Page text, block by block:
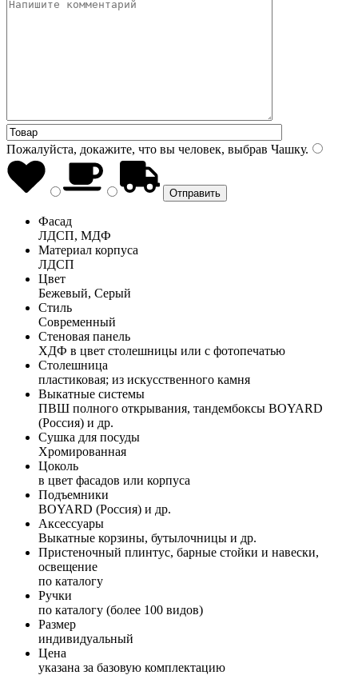
Пожалуйста, докажите, что вы человек, выбрав Чашку.
Фасад
ЛДСП, МДФ
Материал корпуса
ЛДСП
Цвет
Бежевый, Серый
Стиль
Современный
Стеновая панель
ХДФ в цвет столешницы или с фотопечатью
Столешница
пластиковая; из искусственного камня
Выкатные системы
ПВШ полного открывания, тандембоксы BOYARD
(Россия) и др.
Сушка для посуды
Хромированная
Цоколь
в цвет фасадов или корпуса
Подъемники
BOYARD (Россия) и др.
Аксессуары
Выкатные корзины, бутылочницы и др.
Пристеночный плинтус, барные стойки и навески,
освещение
по каталогу
Ручки
по каталогу (более 100 видов)
Размер
индивидуальный
Цена
указана за базовую комплектацию